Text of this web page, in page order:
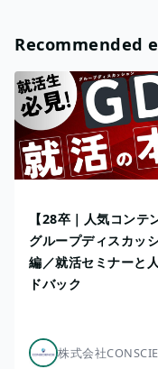
Recommended
【28卒｜人気コンテ
グループディスカッ
編／就活セミナーと
ドバック
株式会社